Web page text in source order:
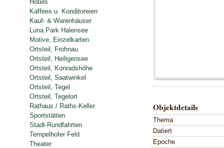
Objektdetails
Thema
Datiert
Epoche
Hotels
Kaffees u. Konditoreien
Kauf- & Warenhäuser
Luna Park Halensee
Motive, Einzelkarten
Ortsteil, Frohnau
Ortsteil, Heiligensee
Ortsteil, Konradshöhe
Ortsteil, Saatwinkel
Ortsteil, Tegel
Ortsteil, Tegelort
Rathaus / Raths-Keller
Sportstätten
Stadt-Rundfahrten
Tempelhofer Feld
Theater